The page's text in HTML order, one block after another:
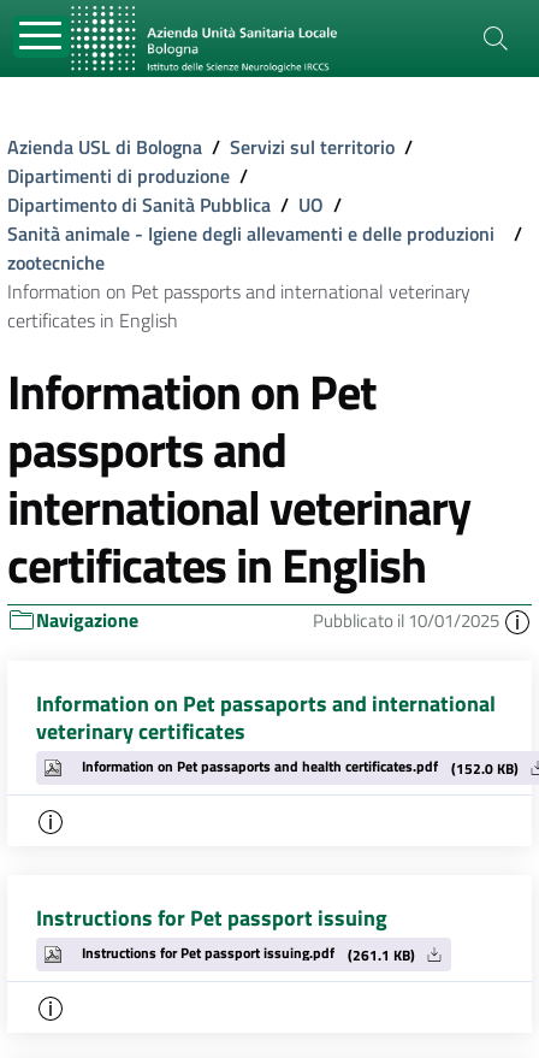
Azienda USL di Bologna / Servizi sul territorio /
Dipartimenti di produzione /
Dipartimento di Sanità Pubblica / UO /
Sanità animale - Igiene degli allevamenti e delle produzioni
zootecniche
/
Information on Pet passports and international veterinary
certificates in English
Information on Pet
passports and
international veterinary
certificates in English
Navigazione Pubblicato il 10/01/2025
Information on Pet passaports and international
veterinary certificates
Information on Pet passaports and health certificates.pdf (152.0 KB)
Instructions for Pet passport issuing
Instructions for Pet passport issuing.pdf (261.1 KB)